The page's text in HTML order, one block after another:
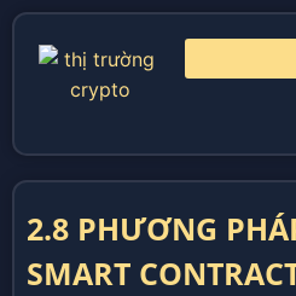
2.8 PHƯƠNG
SMART